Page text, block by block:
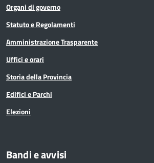
Organi di governo
Statuto e Regolamenti
Amministrazione Trasparente
Uffici e orari
Storia della Provincia
Edifici e Parchi
Elezioni
Bandi e avvisi